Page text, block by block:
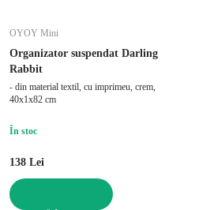
OYOY Mini
Organizator suspendat Darling
Rabbit
- din material textil, cu imprimeu, crem,
40x1x82 cm
În stoc
138 Lei